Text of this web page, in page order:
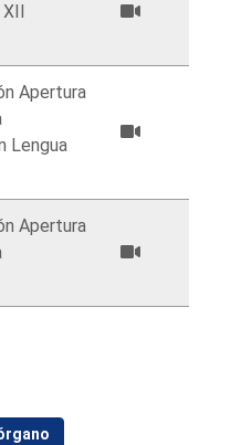
Apertura
Lengua
Apertura